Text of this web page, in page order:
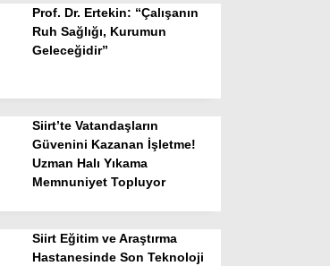
Prof. Dr. Ertekin: “Çalışanın
Ruh Sağlığı, Kurumun
Geleceğidir”
Siirt’te Vatandaşların
Güvenini Kazanan İşletme!
Uzman Halı Yıkama
Memnuniyet Topluyor
Siirt Eğitim ve Araştırma
Hastanesinde Son Teknoloji